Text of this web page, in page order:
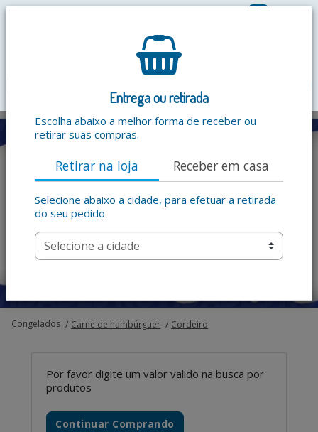
0
Entrega ou retirada
Escolha abaixo a melhor forma de receber ou
retirar suas compras.
Retirar na loja Receber em casa
Selecione abaixo a cidade, para efetuar a retirada
do seu pedido
Congelados Carne de hambúrguer Cordeiro
Por favor digite um valor valido na busca por
produtos
Continuar Comprando